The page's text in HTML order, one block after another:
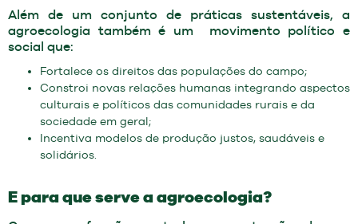
Além de um conjunto de práticas sustentáveis, a
agroecologia também é um movimento político e
social que:
Fortalece os direitos das populações do campo;
Constroi novas relações humanas integrando aspectos
culturais e políticos das comunidades rurais e da
sociedade em geral;
Incentiva modelos de produção justos, saudáveis e
solidários.
E para que serve a agroecologia?